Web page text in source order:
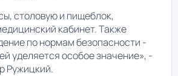
столовую и пищеблок,
кабинет. Также
по нормам безопасности -
уделяется особое значение», -
Ружицкий.